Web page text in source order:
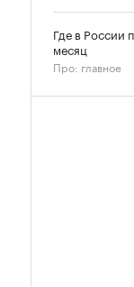
Где в России
месяц
Про: главное